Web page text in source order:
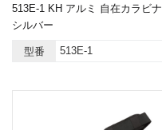
513E-1 KH アルミ 自在カラビナ
シルバー
型番 513E-1